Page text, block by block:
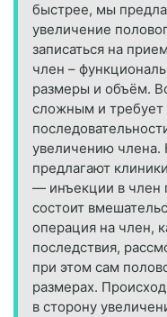
быстрее, мы
увеличение
записаться на
член –
размеры и объём.
сложным и требует
увеличению члена.
предлагают
— инъекции в член
состоит
операция на член,
последствия,
при этом сам
размерах.
в сторону